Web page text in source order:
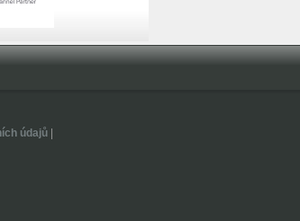
údajů|